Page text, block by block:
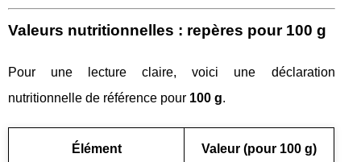
Valeurs nutritionnelles : repères pour 100 g
Pour une lecture claire, voici une déclaration
nutritionnelle de référence pour 100 g.
Élément Valeur (pour 100 g)